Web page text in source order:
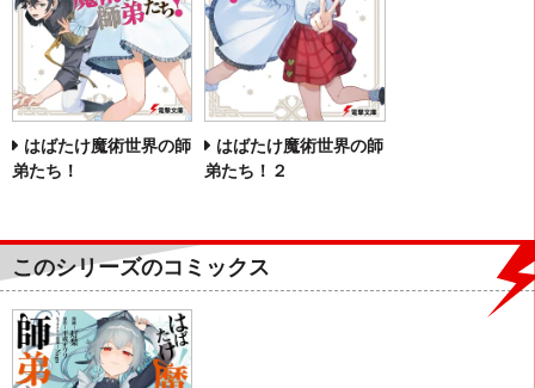
はばたけ魔術世界の師
弟たち！
はばたけ魔術世界の師
弟たち！２
このシリーズのコミックス